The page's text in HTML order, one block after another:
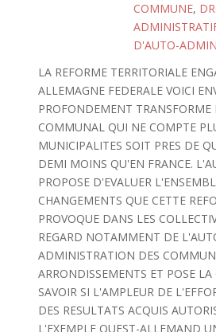
COMMUNE,
D'AUTO-
LA REFORME TERRITORIALE
ALLEMAGNE FEDERALE VOICI
PROFONDEMENT TRANSFORME
COMMUNAL QUI NE COMPTE
MUNICIPALITES SOIT PRES DE
DEMI MOINS QU'EN FRANCE.
PROPOSE D'EVALUER
CHANGEMENTS QUE CETTE
PROVOQUE DANS LES
REGARD NOTAMMENT DE
ADMINISTRATION DES
ARRONDISSEMENTS ET POSE
SAVOIR SI L'AMPLEUR DE
DES RESULTATS ACQUIS
L'EXEMPLE OUEST-ALLEMAND